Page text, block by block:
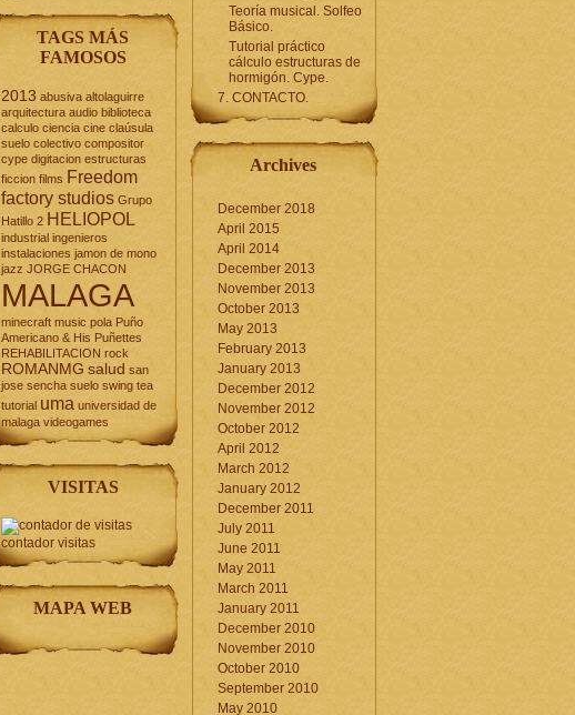
TAGS MÁS
FAMOSOS
2013 abusiva altolaguirre
arquitectura audio biblioteca
calculo ciencia cine claúsula
suelo colectivo compositor
cype digitacion estructuras
ficcion films Freedom
factory studios Grupo
Hatillo 2 HELIOPOL
industrial ingenieros
instalaciones jamon de mono
jazz JORGE CHACON
MALAGA
minecraft music pola Puño
Americano & His Puñettes
REHABILITACION rock
ROMANMG salud san
jose sencha suelo swing tea
tutorial uma universidad de
malaga videogames
VISITAS
contador visitas
MAPA WEB
Teoría musical. Solfeo
Básico.
Tutorial práctico
cálculo estructuras de
hormigón. Cype.
7. CONTACTO.
Archives
December 2018
April 2015
April 2014
December 2013
November 2013
October 2013
May 2013
February 2013
January 2013
December 2012
November 2012
October 2012
April 2012
March 2012
January 2012
December 2011
July 2011
June 2011
May 2011
March 2011
January 2011
December 2010
November 2010
October 2010
September 2010
May 2010